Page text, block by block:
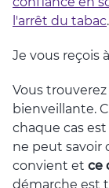
l'arrêt du tabac.
Je vous reçois à
Vous
bienveillante.
chaque cas
ne peut savoir
convient et ce
démarche est